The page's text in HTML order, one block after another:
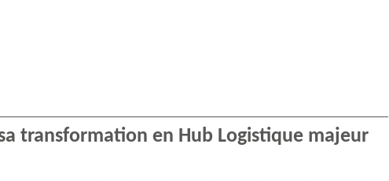
transformation en Hub Logistique majeur